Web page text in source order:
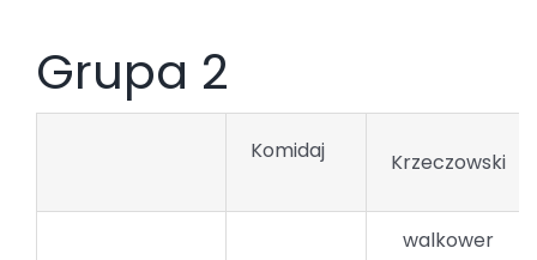
Grupa 2
Komidaj Krzeczowski
walkower